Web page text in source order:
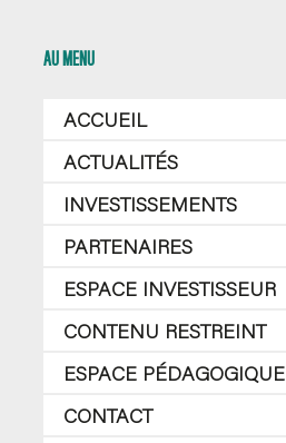
AU MENU
ACCUEIL
ACTUALITÉS
INVESTISSEMENTS
PARTENAIRES
ESPACE INVESTISSEUR
CONTENU RESTREINT
ESPACE PÉDAGOGIQUE
CONTACT